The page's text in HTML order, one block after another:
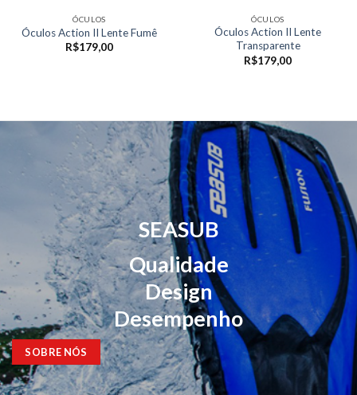
ÓCULOS
Óculos Action II Lente Fumê
R$179,00
ÓCULOS
Óculos Action II Lente
Transparente
R$179,00
SEASUB
Qualidade
Design
Desempenho
SOBRE NÓS